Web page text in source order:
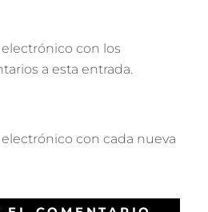
con los
a esta entrada.
con cada nueva